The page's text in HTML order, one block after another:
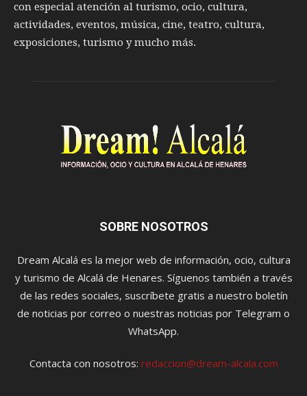
con especial atención al turismo, ocio, cultura,
actividades, eventos, música, cine, teatro, cultura,
exposiciones, turismo y mucho más.
SOBRE NOSOTROS
Dream Alcalá es la mejor web de información, ocio, cultura
y turismo de Alcalá de Henares. Síguenos también a través
de las redes sociales, suscríbete gratis a nuestro boletín
de noticias por correo o nuestras noticias por Telegram o
WhatsApp.
Contacta con nosotros: redaccion@dream-alcala.com